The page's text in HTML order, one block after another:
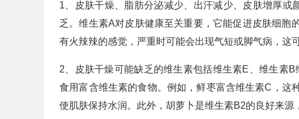
1、皮肤干燥、脂肪分泌减少、出汗减少、皮肤增厚
乏。维生素A对皮肤健康至关重要，它能促进皮肤细胞
有火辣辣的感觉，严重时可能会出现气短或脚气病，这
2、皮肤干燥可能缺乏的维生素包括维生素E、维生素
食用富含维生素的食物。例如，鲜枣富含维生素C，这
使肌肤保持水润。此外，胡萝卜是维生素B2的良好来源